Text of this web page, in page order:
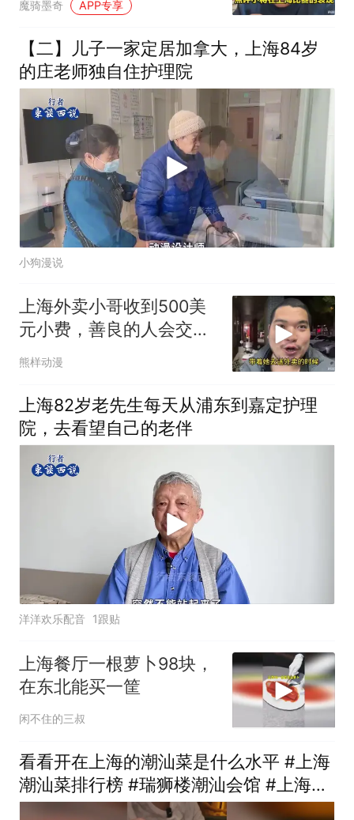
魔骑墨奇 APP专享
【二】儿子一家定居加拿大，上海84岁
的庄老师独自住护理院
小狗漫说
上海外卖小哥收到500美
元小费，善良的人会交好
运
熊样动漫
上海82岁老先生每天从浦东到嘉定护理
院，去看望自己的老伴
洋洋欢乐配音 1跟贴
上海餐厅一根萝卜98块，
在东北能买一筐
闲不住的三叔
看看开在上海的潮汕菜是什么水平 #上海
潮汕菜排行榜 #瑞狮楼潮汕会馆 #上海探
店